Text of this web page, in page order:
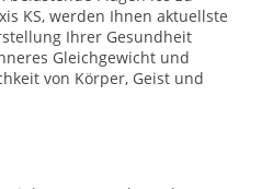
KS, werden Ihnen aktuellste
Ihrer Gesundheit
Gleichgewicht und
von Körper, Geist und